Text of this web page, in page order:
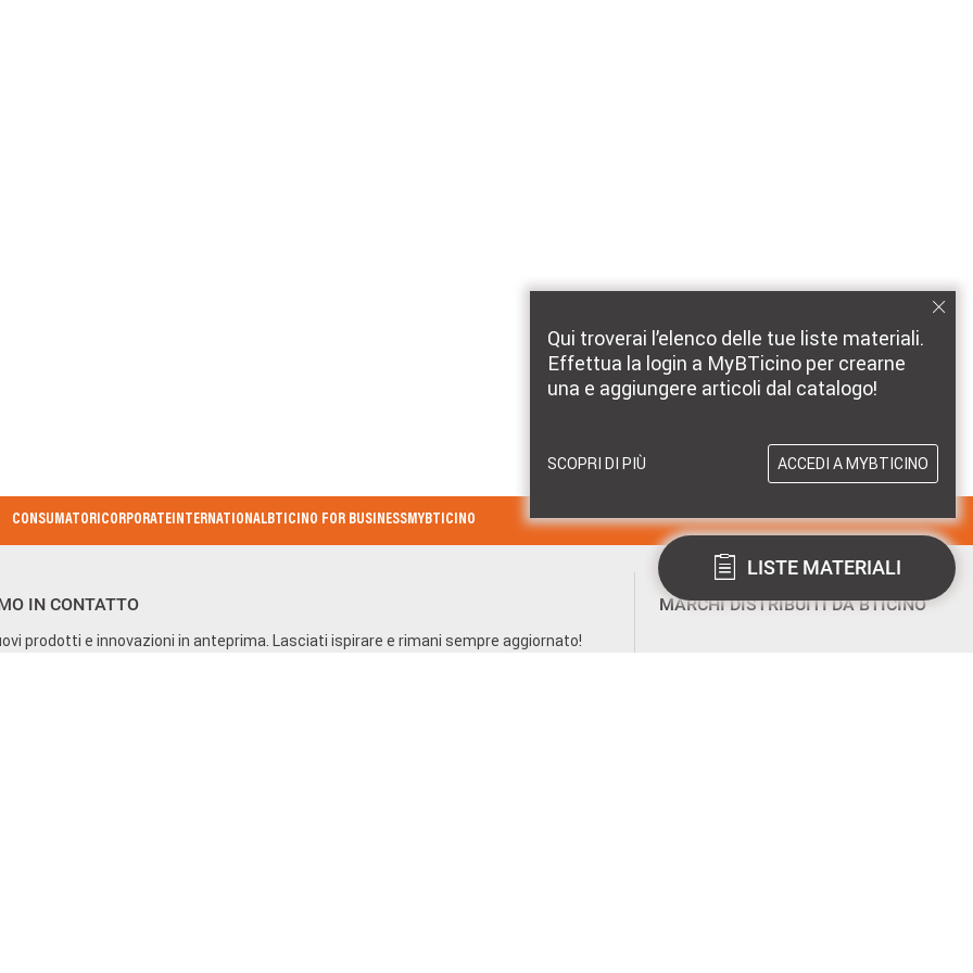
Qui troverai l’elenco delle tue liste materiali.
Effettua la login a MyBTicino per crearne
una e aggiungere articoli dal catalogo!
SCOPRI DI PIÙ ACCEDI A MYBTICINO
LISTE MATERIALI
CONSUMATORICORPORATEINTERNATIONALBTICINO FOR BUSINESSMYBTICINO
IN CONTATTO
prodotti e innovazioni in anteprima. Lasciati ispirare e rimani sempre aggiornato!
MARCHI DISTRIBUITI DA BTICINO